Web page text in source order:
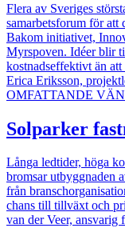
Flera av Sveriges
samarbetsforum för
Bakom initiativet,
Myrspoven. Idéer blir
kostnadseffektivt än
Erica Eriksson,
OMFATTANDE
Solparker
Långa ledtider, höga
bromsar utbyggnaden
från
chans till tillväxt och
van der Veer, ansvarig